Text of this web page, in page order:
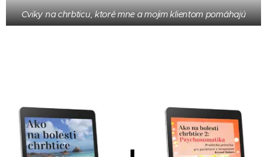
Cviky na chrbticu, ktoré mne a mojim klientom pomáhajú